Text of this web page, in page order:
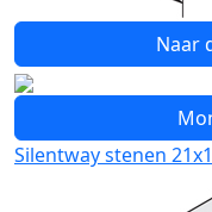
Naar
Silentway stenen